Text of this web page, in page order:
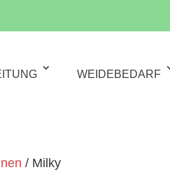
WEIDEBEDARF
/ Milky